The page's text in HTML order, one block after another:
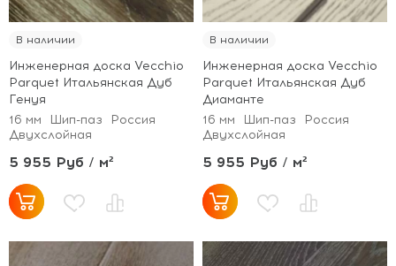
В наличии
Инженерная доска Vecchio
Parquet Итальянская Дуб
Генуя
16 мм
Шип-паз
Россия
Двухслойная
5 955 Руб / м²
В наличии
Инженерная доска Vecchio
Parquet Итальянская Дуб
Диаманте
16 мм
Шип-паз
Россия
Двухслойная
5 955 Руб / м²